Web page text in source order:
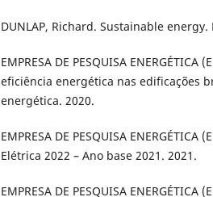
DUNLAP, Richard. Sustainable
EMPRESA DE PESQUISA
eficiência energética nas edificações
energética. 2020.
EMPRESA DE PESQUISA
Elétrica 2022 – Ano base 2021. 2021.
EMPRESA DE PESQUISA